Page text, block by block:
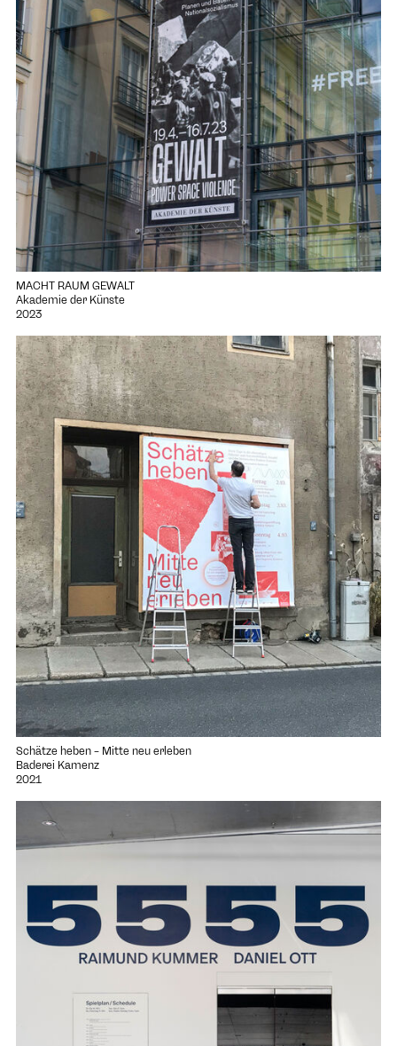
MACHT RAUM GEWALT
Akademie der Künste
2023
Schätze heben – Mitte neu erleben
Baderei Kamenz
2021
Projekt "Schätze heben – Mitte neu erleben" öffnen